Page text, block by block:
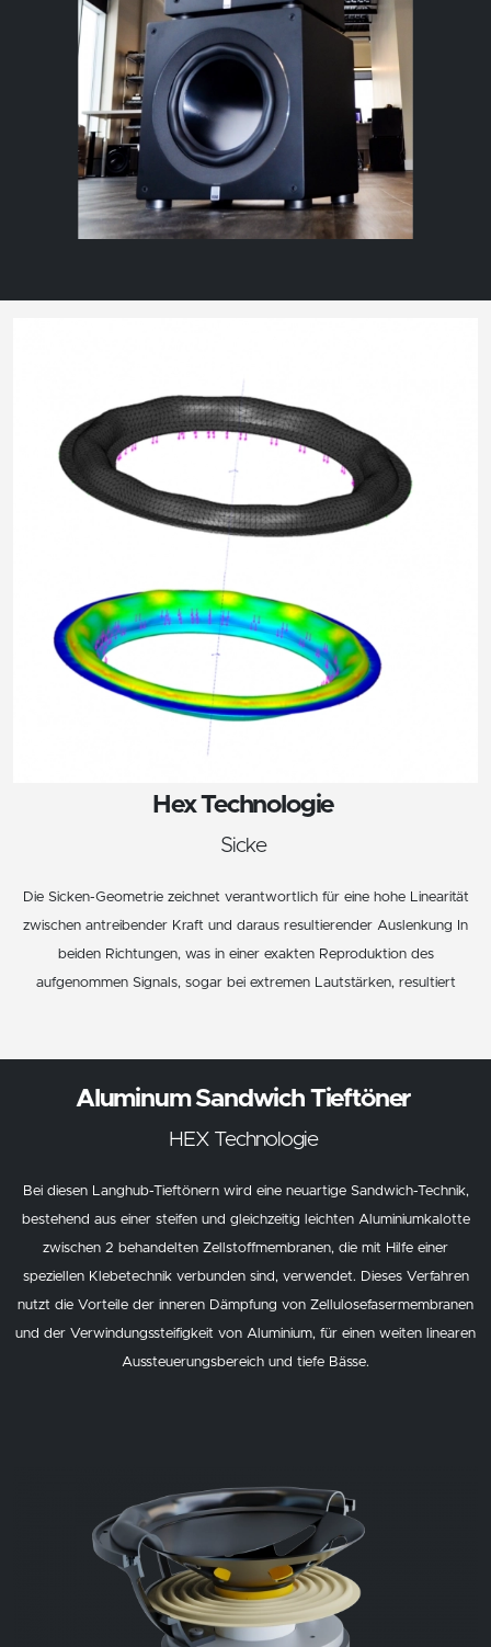
Hex Technologie
Sicke
Die Sicken-Geometrie zeichnet verantwortlich für eine hohe Linearität
zwischen antreibender Kraft und daraus resultierender Auslenkung In
beiden Richtungen, was in einer exakten Reproduktion des
aufgenommen Signals, sogar bei extremen Lautstärken, resultiert
Aluminum Sandwich Tieftöner
HEX Technologie
Bei diesen Langhub-Tieftönern wird eine neuartige Sandwich-Technik,
bestehend aus einer steifen und gleichzeitig leichten Aluminiumkalotte
zwischen 2 behandelten Zellstoffmembranen, die mit Hilfe einer
speziellen Klebetechnik verbunden sind, verwendet. Dieses Verfahren
nutzt die Vorteile der inneren Dämpfung von Zellulosefasermembranen
und der Verwindungssteifigkeit von Aluminium, für einen weiten linearen
Aussteuerungsbereich und tiefe Bässe.